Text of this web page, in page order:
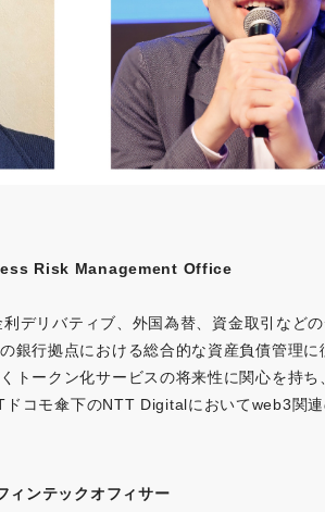
Risk Management Office
デリバティブ、外国為替、資金取引など
銀行拠点における総合的な資産負債管理に
トークン化サービスの将来性に関心を持
コモ傘下のNTT Digitalにおいてweb3関連
ィンテックオフィサー